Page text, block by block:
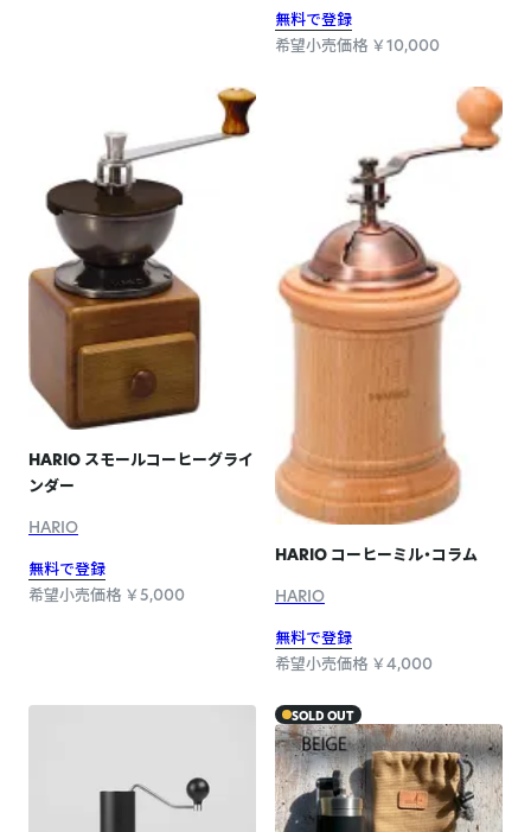
無料で登録
希望小売価格 ￥10,000
HARIO スモールコーヒーグライ
ンダー
HARIO
無料で登録
希望小売価格 ￥5,000
HARIO コーヒーミル・コラム
HARIO
無料で登録
希望小売価格 ￥4,000
SOLD OUT